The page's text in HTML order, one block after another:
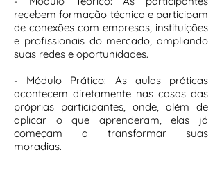
recebem formação técnica e participam
de conexões com empresas, instituições
e profissionais do mercado, ampliando
suas redes e oportunidades.
- Módulo Prático: As aulas práticas
acontecem diretamente nas casas das
próprias participantes, onde, além de
aplicar o que aprenderam, elas já
começam a transformar suas
moradias.